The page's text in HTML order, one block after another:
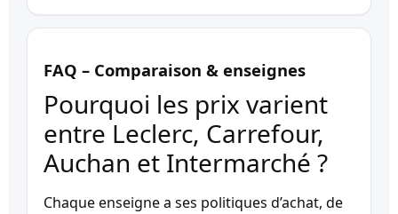
FAQ – Comparaison & enseignes
Pourquoi les prix varient
entre Leclerc, Carrefour,
Auchan et Intermarché ?
Chaque enseigne a ses politiques d’achat, de